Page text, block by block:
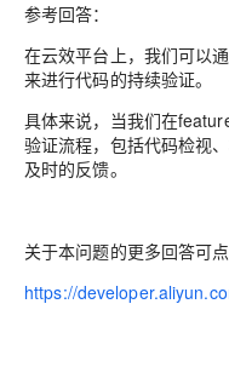
参考回答：
在云效平台上，我们可以
来进行代码的持续验证。
具体来说，当我们在
验证流程，包括代码检视
及时的反馈。
关于本问题的更多回答可点
https://